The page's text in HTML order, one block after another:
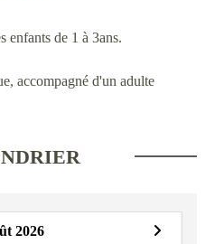
enfants de 1 à 3ans.
accompagné d'un adulte
2026